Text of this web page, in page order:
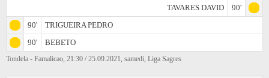
TAVARES DAVID
90'
90'
TRIGUEIRA PEDRO
90'
BEBETO
Tondela - Famalicao, 21:30 / 25.09.2021, samedi, Liga Sagres